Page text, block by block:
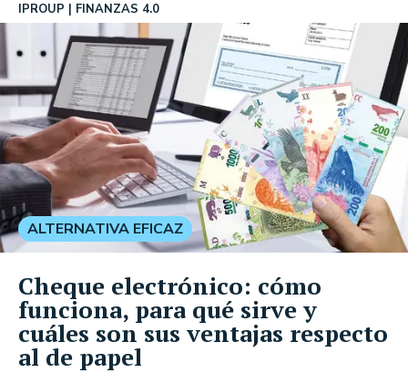
IPROUP FINANZAS 4.0
ALTERNATIVA EFICAZ
Cheque electrónico: cómo
funciona, para qué sirve y
cuáles son sus ventajas respecto
al de papel